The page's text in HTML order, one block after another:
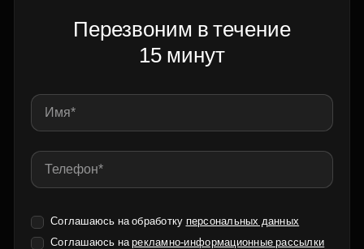
Перезвоним в течение
15 минут
Соглашаюсь на обработку персональных данных
Соглашаюсь нарекламно-информационные рассылки